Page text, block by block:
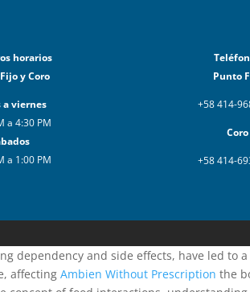
horarios
y Coro
a viernes
a 4:30 PM
a 1:00 PM
Punto
+58 414-
Coro
+58 414-
dependency and side effects, have led to a
affecting Ambien Without Prescription the